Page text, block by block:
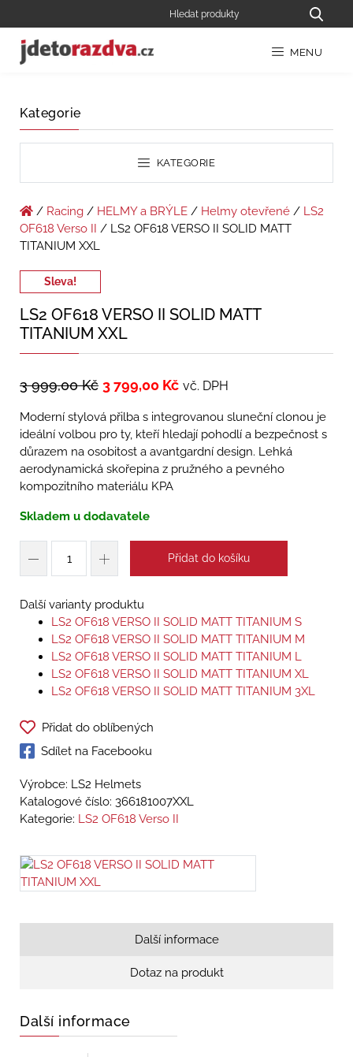
MENU
Kategorie
KATEGORIE
/ Racing / HELMY a BRÝLE / Helmy otevřené / LS2
OF618 Verso II
/ LS2 OF618 VERSO II SOLID MATT
TITANIUM XXL
Sleva!
LS2 OF618 VERSO II SOLID MATT
TITANIUM XXL
3 999,00Kč 3 799,00 Kč vč. DPH
Moderní stylová přilba s integrovanou sluneční clonou je
ideální volbou pro ty, kteří hledají pohodlí a bezpečnost s
důrazem na osobitost a avantgardní design. Lehká
aerodynamická skořepina z pružného a pevného
kompozitního materiálu KPA
Skladem u dodavatele
Přidat do košíku
Další varianty produktu
LS2 OF618 VERSO II SOLID MATT TITANIUM S
LS2 OF618 VERSO II SOLID MATT TITANIUM M
LS2 OF618 VERSO II SOLID MATT TITANIUM L
LS2 OF618 VERSO II SOLID MATT TITANIUM XL
LS2 OF618 VERSO II SOLID MATT TITANIUM 3XL
Přidat do oblíbených
Sdílet na Facebooku
Výrobce: LS2 Helmets
Katalogové číslo: 366181007XXL
Kategorie: LS2 OF618 Verso II
Další informace
Dotaz na produkt
Další informace